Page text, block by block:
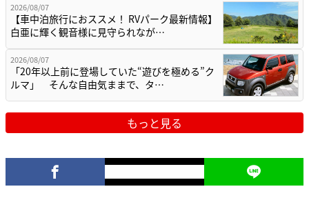
2026/08/07
【車中泊旅行におススメ！ RVパーク最新情報】
白亜に輝く観音様に見守られなが…
2026/08/07
「20年以上前に登場していた“遊びを極める”ク
ルマ」 そんな自由気ままで、タ…
もっと見る